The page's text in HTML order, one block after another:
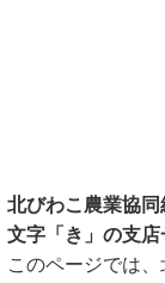
北びわこ農業協
文字「き」の支店
このページでは